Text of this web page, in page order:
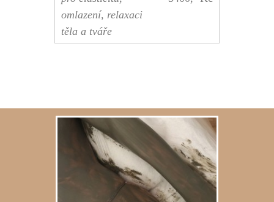
omlazení, relaxaci
těla a tváře